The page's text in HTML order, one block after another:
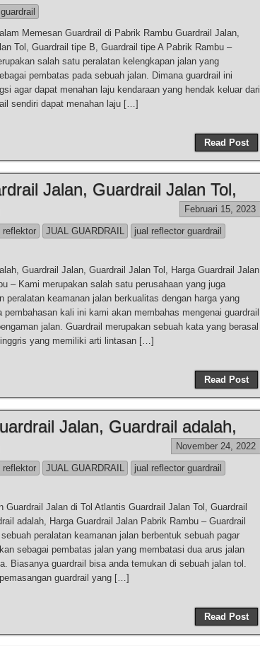
Memesan Guardrail di Pabrik Rambu Guardrail Jalan,
Tol, Guardrail tipe B, Guardrail tipe A Pabrik Rambu –
salah satu peralatan kelengkapan jalan yang
pembatas pada sebuah jalan. Dimana guardrail ini
agar dapat menahan laju kendaraan yang hendak keluar dari
sendiri dapat menahan laju […]
Read Post
Jalan, Guardrail Jalan Tol,
Februari 15, 2023
reflektor JUAL GUARDRAIL
jual reflector guardrail
Guardrail Jalan, Guardrail Jalan Tol, Harga Guardrail Jalan
– Kami merupakan salah satu perusahaan yang juga
peralatan keamanan jalan berkualitas dengan harga yang
pembahasan kali ini kami akan membahas mengenai guardrail
jalan. Guardrail merupakan sebuah kata yang berasal
yang memiliki arti lintasan […]
Read Post
Jalan, Guardrail adalah,
November 24, 2022
reflektor JUAL GUARDRAIL
jual reflector guardrail
Guardrail Jalan di Tol Atlantis Guardrail Jalan Tol, Guardrail
adalah, Harga Guardrail Jalan Pabrik Rambu – Guardrail
peralatan keamanan jalan berbentuk sebuah pagar
sebagai pembatas jalan yang membatasi dua arus jalan
Biasanya guardrail bisa anda temukan di sebuah jalan tol.
guardrail yang […]
Read Post